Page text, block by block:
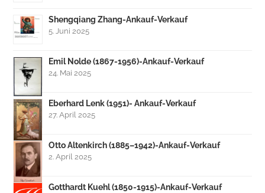
Shengqiang Zhang-Ankauf-Verkauf
5. Juni 2025
Emil Nolde (1867-1956)-Ankauf-Verkauf
24. Mai 2025
Eberhard Lenk (1951)- Ankauf-Verkauf
27. April 2025
Otto Altenkirch (1885–1942)-Ankauf-Verkauf
2. April 2025
Gotthardt Kuehl (1850-1915)-Ankauf-Verkauf